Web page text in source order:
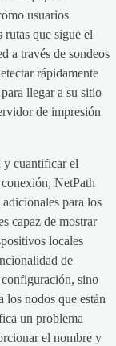
usuarios
rutas que sigue el
a través de sondeos
rápidamente
llegar a su sitio
de impresión
y cuantificar el
NetPath
para los
capaz de mostrar
locales
de
sino
los nodos que están
un problema
el nombre y